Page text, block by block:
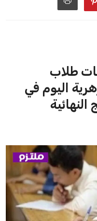
أحدث الأخبار، التحديثات